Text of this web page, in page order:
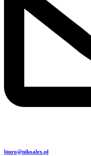
biuro@nikoalex.pl